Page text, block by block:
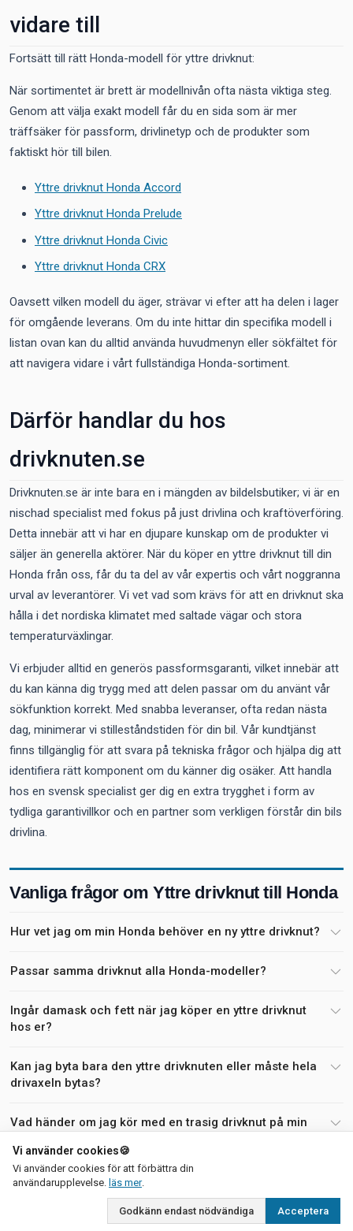
vidare till
Fortsätt till rätt Honda-modell för yttre drivknut:
När sortimentet är brett är modellnivån ofta nästa viktiga steg.
Genom att välja exakt modell får du en sida som är mer
träffsäker för passform, drivlinetyp och de produkter som
faktiskt hör till bilen.
Yttre drivknut Honda Accord
Yttre drivknut Honda Prelude
Yttre drivknut Honda Civic
Yttre drivknut Honda CRX
Oavsett vilken modell du äger, strävar vi efter att ha delen i lager
för omgående leverans. Om du inte hittar din specifika modell i
listan ovan kan du alltid använda huvudmenyn eller sökfältet för
att navigera vidare i vårt fullständiga Honda-sortiment.
Därför handlar du hos
drivknuten.se
Drivknuten.se är inte bara en i mängden av bildelsbutiker; vi är en
nischad specialist med fokus på just drivlina och kraftöverföring.
Detta innebär att vi har en djupare kunskap om de produkter vi
säljer än generella aktörer. När du köper en yttre drivknut till din
Honda från oss, får du ta del av vår expertis och vårt noggranna
urval av leverantörer. Vi vet vad som krävs för att en drivknut ska
hålla i det nordiska klimatet med saltade vägar och stora
temperaturväxlingar.
Vi erbjuder alltid en generös passformsgaranti, vilket innebär att
du kan känna dig trygg med att delen passar om du använt vår
sökfunktion korrekt. Med snabba leveranser, ofta redan nästa
dag, minimerar vi stilleståndstiden för din bil. Vår kundtjänst
finns tillgänglig för att svara på tekniska frågor och hjälpa dig att
identifiera rätt komponent om du känner dig osäker. Att handla
hos en svensk specialist ger dig en extra trygghet i form av
tydliga garantivillkor och en partner som verkligen förstår din bils
drivlina.
Vanliga frågor om Yttre drivknut till Honda
Hur vet jag om min Honda behöver en ny yttre drivknut?
Passar samma drivknut alla Honda-modeller?
Ingår damask och fett när jag köper en yttre drivknut
hos er?
Kan jag byta bara den yttre drivknuten eller måste hela
drivaxeln bytas?
Vad händer om jag kör med en trasig drivknut på min
Hur hittar jag rätt antal kuggar för min Honda?
Vi använder cookies🍪
Vi använder cookies för att förbättra din
användarupplevelse. läs merom vår integritetspolicy
.
Godkänn endast nödvändiga Acceptera